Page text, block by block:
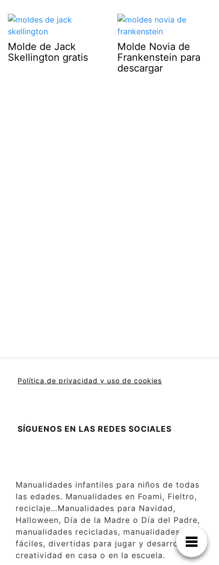
Molde de Jack
Skellington gratis
Molde Novia de
Frankenstein para
descargar
Política de privacidad y uso de cookies
SÍGUENOS EN LAS REDES SOCIALES
Manualidades infantiles para niños de todas
las edades. Manualidades en Foami, Fieltro,
reciclaje…Manualidades para Navidad,
Halloween, Día de la Madre o Día del Padre,
manualidades recicladas, manualidades
fáciles, divertidas para jugar y desarrollar la
creatividad en casa o en la escuela.